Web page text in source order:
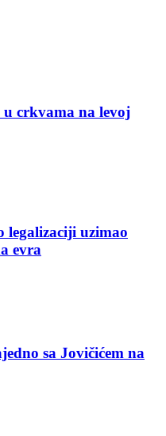
u crkvama na levoj
legalizaciji uzimao
evra
sa Jovičićem na